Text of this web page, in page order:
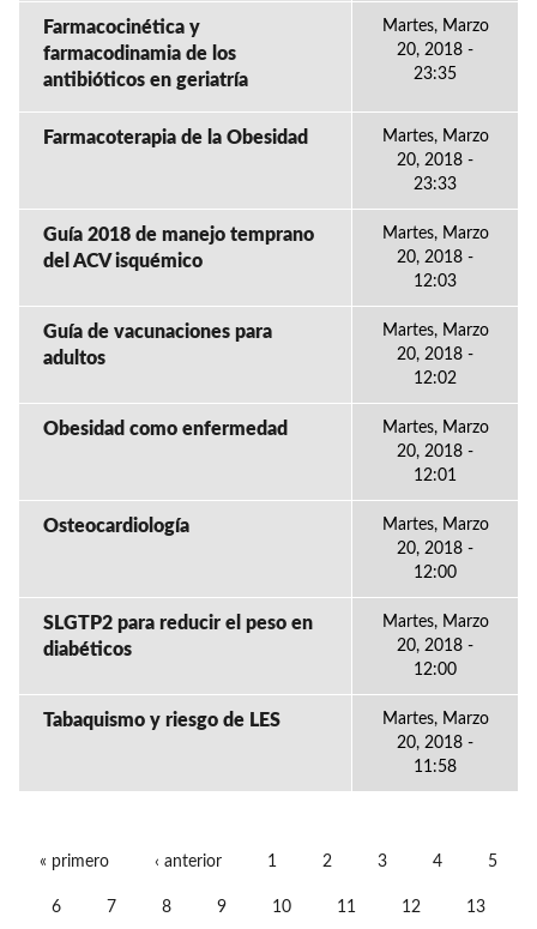
Farmacocinética y
farmacodinamia de los
antibióticos en geriatría
Martes, Marzo
20, 2018 -
23:35
Farmacoterapia de la Obesidad
Martes, Marzo
20, 2018 -
23:33
Guía 2018 de manejo temprano
del ACV isquémico
Martes, Marzo
20, 2018 -
12:03
Guía de vacunaciones para
adultos
Martes, Marzo
20, 2018 -
12:02
Obesidad como enfermedad
Martes, Marzo
20, 2018 -
12:01
Osteocardiología
Martes, Marzo
20, 2018 -
12:00
SLGTP2 para reducir el peso en
diabéticos
Martes, Marzo
20, 2018 -
12:00
Tabaquismo y riesgo de LES
Martes, Marzo
20, 2018 -
11:58
« primero ‹ anterior 1 2 3 4 5
6 7 8 9 10 11 12 13